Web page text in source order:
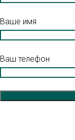
Ваше имя
Ваш телефон